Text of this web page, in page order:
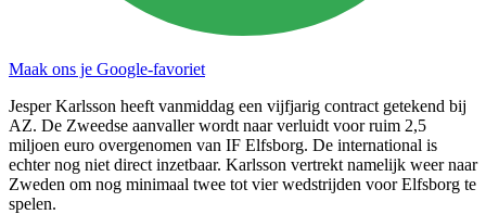
Maak ons je Google-favoriet
Jesper Karlsson heeft vanmiddag een vijfjarig contract getekend bij
AZ. De Zweedse aanvaller wordt naar verluidt voor ruim 2,5
miljoen euro overgenomen van IF Elfsborg. De international is
echter nog niet direct inzetbaar. Karlsson vertrekt namelijk weer naar
Zweden om nog minimaal twee tot vier wedstrijden voor Elfsborg te
spelen.